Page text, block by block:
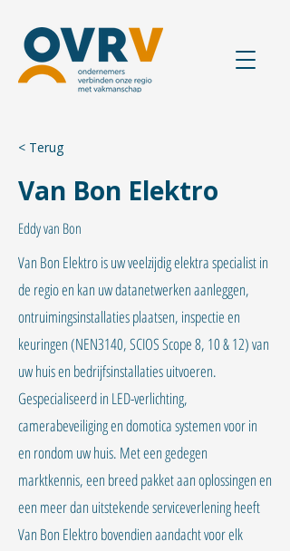
< Terug
Van Bon Elektro
Eddy van Bon
Van Bon Elektro is uw veelzijdig elektra specialist in
de regio en kan uw datanetwerken aanleggen,
ontruimingsinstallaties plaatsen, inspectie en
keuringen (NEN3140, SCIOS Scope 8, 10 & 12) van
uw huis en bedrijfsinstallaties uitvoeren.
Gespecialiseerd in LED-verlichting,
camerabeveiliging en domotica systemen voor in
en rondom uw huis. Met een gedegen
marktkennis, een breed pakket aan oplossingen en
een meer dan uitstekende serviceverlening heeft
Van Bon Elektro bovendien aandacht voor elk